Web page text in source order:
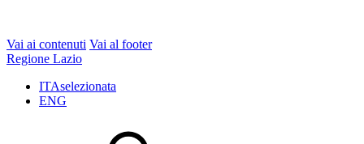
Vai ai contenuti Vai al footer
Regione Lazio
ITAselezionata
ENG